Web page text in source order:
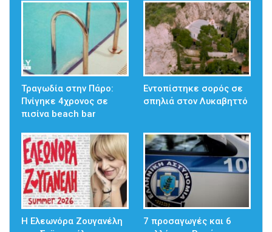
Τραγωδία στην Πάρο:
Πνίγηκε 4χρονος σε
πισίνα beach bar
Εντοπίστηκε σορός σε
σπηλιά στον Λυκαβηττό
Η Ελεωνόρα Ζουγανέλη
7 προσαγωγές και 6